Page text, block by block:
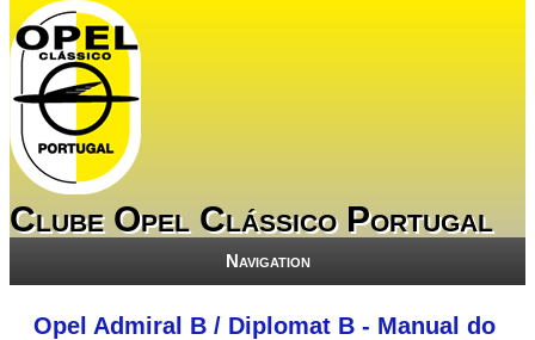
Clube Opel Clássico Portugal
Navigation
Opel Admiral B / Diplomat B - Manual do